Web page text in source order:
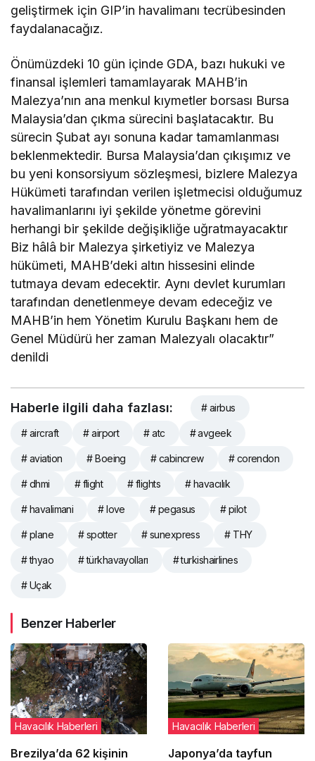
geliştirmek için GIP’in havalimanı tecrübesinden
faydalanacağız.
Önümüzdeki 10 gün içinde GDA, bazı hukuki ve
finansal işlemleri tamamlayarak MAHB’in
Malezya’nın ana menkul kıymetler borsası Bursa
Malaysia’dan çıkma sürecini başlatacaktır. Bu
sürecin Şubat ayı sonuna kadar tamamlanması
beklenmektedir. Bursa Malaysia’dan çıkışımız ve
bu yeni konsorsiyum sözleşmesi, bizlere Malezya
Hükümeti tarafından verilen işletmecisi olduğumuz
havalimanlarını iyi şekilde yönetme görevini
herhangi bir şekilde değişikliğe uğratmayacaktır
Biz hâlâ bir Malezya şirketiyiz ve Malezya
hükümeti, MAHB’deki altın hissesini elinde
tutmaya devam edecektir. Aynı devlet kurumları
tarafından denetlenmeye devam edeceğiz ve
MAHB’in hem Yönetim Kurulu Başkanı hem de
Genel Müdürü her zaman Malezyalı olacaktır”
denildi
Haberle ilgili daha fazlası: # airbus
# aircraft # airport # atc # avgeek
# aviation # Boeing # cabincrew # corendon
# dhmi # flight # flights # havacılık
# havalimani # love # pegasus # pilot
# plane # spotter # sunexpress # THY
# thyao # türkhavayolları # turkishairlines
# Uçak
Benzer Haberler
Brezilya’da 62 kişinin
Havacılık Haberleri
Japonya’da tayfun
Havacılık Haberleri